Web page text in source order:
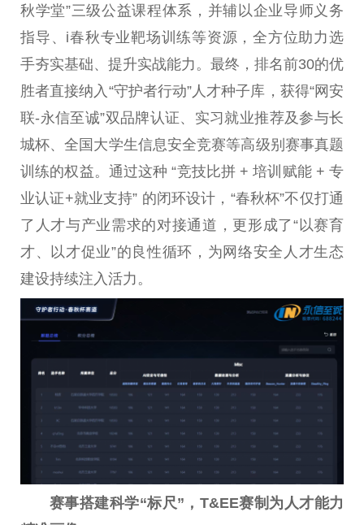
秋学堂”三级公益课程体系，并辅以企业导师义务
指导、i春秋专业靶场训练等资源，全方位助力选
手夯实基础、提升实战能力。最终，排名前30的优
胜者直接纳入“守护者行动”人才种子库，获得“网安
联-永信至诚”双品牌认证、实习就业推荐及参与长
城杯、全国大学生信息安全竞赛等高级别赛事真题
训练的权益。通过这种 “竞技比拼 + 培训赋能 + 专
业认证+就业支持” 的闭环设计，“春秋杯”不仅打通
了人才与产业需求的对接通道，更形成了“以赛育
才、以才促业”的良性循环，为网络安全人才生态
建设持续注入活力。
赛事搭建科学“标尺” ， T&EE赛制为人才能力